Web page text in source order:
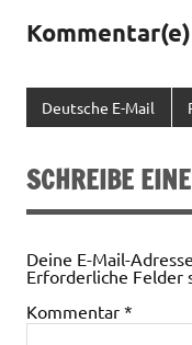
Kommentar(e)
Deutsche E-Mail
SCHREIBE
Deine E-Mail-
Erforderliche Felder
Kommentar *